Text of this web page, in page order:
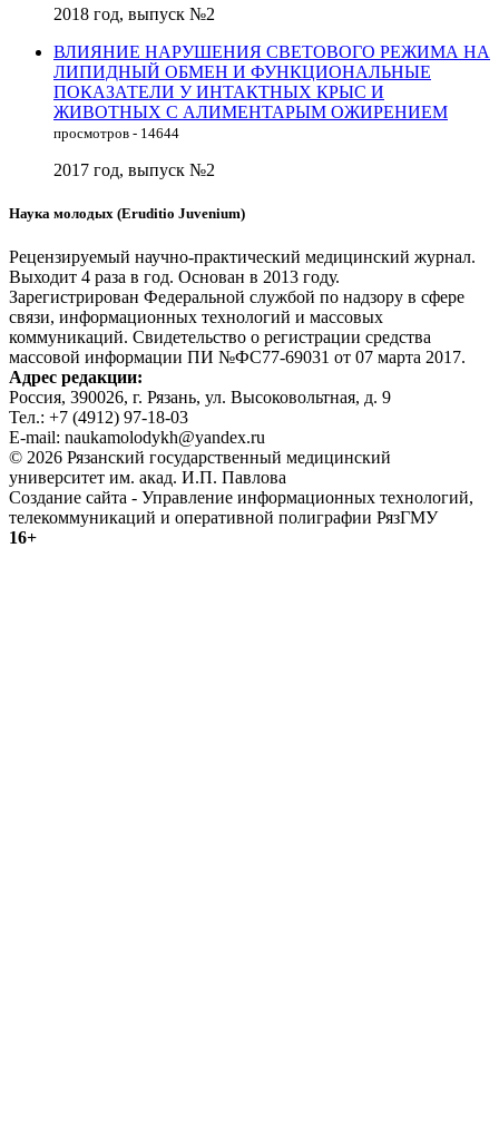
2018 год, выпуск №2
ВЛИЯНИЕ НАРУШЕНИЯ СВЕТОВОГО РЕЖИМА НА
ЛИПИДНЫЙ ОБМЕН И ФУНКЦИОНАЛЬНЫЕ
ПОКАЗАТЕЛИ У ИНТАКТНЫХ КРЫС И
ЖИВОТНЫХ С АЛИМЕНТАРЫМ ОЖИРЕНИЕМ
просмотров - 14644
2017 год, выпуск №2
Наука молодых (Eruditio Juvenium)
Рецензируемый научно-практический медицинский журнал.
Выходит 4 раза в год. Основан в 2013 году.
Зарегистрирован Федеральной службой по надзору в сфере
связи, информационных технологий и массовых
коммуникаций. Свидетельство о регистрации средства
массовой информации ПИ №ФС77-69031 от 07 марта 2017.
Адрес редакции:
Россия, 390026, г. Рязань, ул. Высоковольтная, д. 9
Тел.: +7 (4912) 97-18-03
E-mail: naukamolodykh@yandex.ru
© 2026 Рязанский государственный медицинский
университет им. акад. И.П. Павлова
Создание сайта - Управление информационных технологий,
телекоммуникаций и оперативной полиграфии РязГМУ
16+